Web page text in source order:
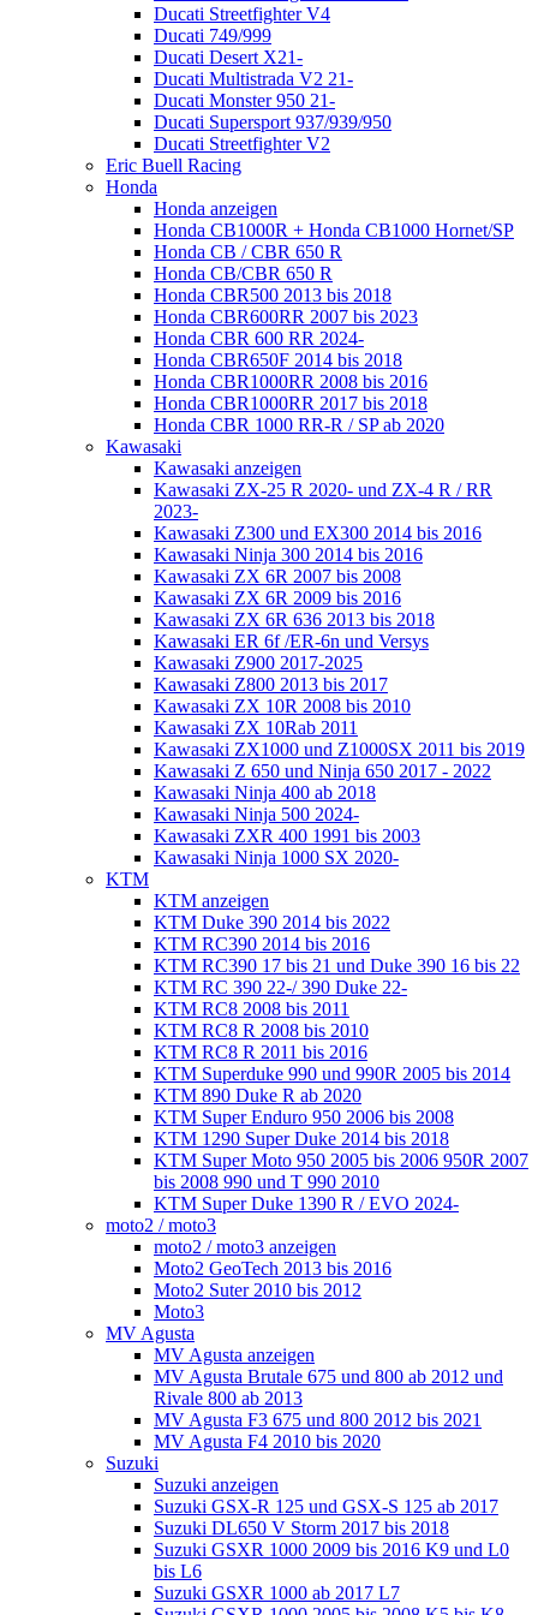
Ducati Streetfighter V4
Ducati 749/999
Ducati Desert X21-
Ducati Multistrada V2 21-
Ducati Monster 950 21-
Ducati Supersport 937/939/950
Ducati Streetfighter V2
Eric Buell Racing
Honda
Honda anzeigen
Honda CB1000R + Honda CB1000 Hornet/SP
Honda CB / CBR 650 R
Honda CB/CBR 650 R
Honda CBR500 2013 bis 2018
Honda CBR600RR 2007 bis 2023
Honda CBR 600 RR 2024-
Honda CBR650F 2014 bis 2018
Honda CBR1000RR 2008 bis 2016
Honda CBR1000RR 2017 bis 2018
Honda CBR 1000 RR-R / SP ab 2020
Kawasaki
Kawasaki anzeigen
Kawasaki ZX-25 R 2020- und ZX-4 R / RR
2023-
Kawasaki Z300 und EX300 2014 bis 2016
Kawasaki Ninja 300 2014 bis 2016
Kawasaki ZX 6R 2007 bis 2008
Kawasaki ZX 6R 2009 bis 2016
Kawasaki ZX 6R 636 2013 bis 2018
Kawasaki ER 6f /ER-6n und Versys
Kawasaki Z900 2017-2025
Kawasaki Z800 2013 bis 2017
Kawasaki ZX 10R 2008 bis 2010
Kawasaki ZX 10Rab 2011
Kawasaki ZX1000 und Z1000SX 2011 bis 2019
Kawasaki Z 650 und Ninja 650 2017 - 2022
Kawasaki Ninja 400 ab 2018
Kawasaki Ninja 500 2024-
Kawasaki ZXR 400 1991 bis 2003
Kawasaki Ninja 1000 SX 2020-
KTM
KTM anzeigen
KTM Duke 390 2014 bis 2022
KTM RC390 2014 bis 2016
KTM RC390 17 bis 21 und Duke 390 16 bis 22
KTM RC 390 22-/ 390 Duke 22-
KTM RC8 2008 bis 2011
KTM RC8 R 2008 bis 2010
KTM RC8 R 2011 bis 2016
KTM Superduke 990 und 990R 2005 bis 2014
KTM 890 Duke R ab 2020
KTM Super Enduro 950 2006 bis 2008
KTM 1290 Super Duke 2014 bis 2018
KTM Super Moto 950 2005 bis 2006 950R 2007
bis 2008 990 und T 990 2010
KTM Super Duke 1390 R / EVO 2024-
moto2 / moto3
moto2 / moto3 anzeigen
Moto2 GeoTech 2013 bis 2016
Moto2 Suter 2010 bis 2012
Moto3
MV Agusta
MV Agusta anzeigen
MV Agusta Brutale 675 und 800 ab 2012 und
Rivale 800 ab 2013
MV Agusta F3 675 und 800 2012 bis 2021
MV Agusta F4 2010 bis 2020
Suzuki
Suzuki anzeigen
Suzuki GSX-R 125 und GSX-S 125 ab 2017
Suzuki DL650 V Storm 2017 bis 2018
Suzuki GSXR 1000 2009 bis 2016 K9 und L0
bis L6
Suzuki GSXR 1000 ab 2017 L7